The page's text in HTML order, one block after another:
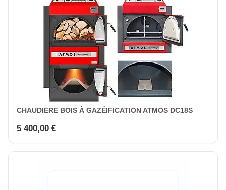
CHAUDIERE BOIS À GAZÉIFICATION ATMOS DC18S
5 400,00 €